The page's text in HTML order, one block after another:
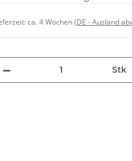
ca. 4 Wochen(DE - Ausland
Stk